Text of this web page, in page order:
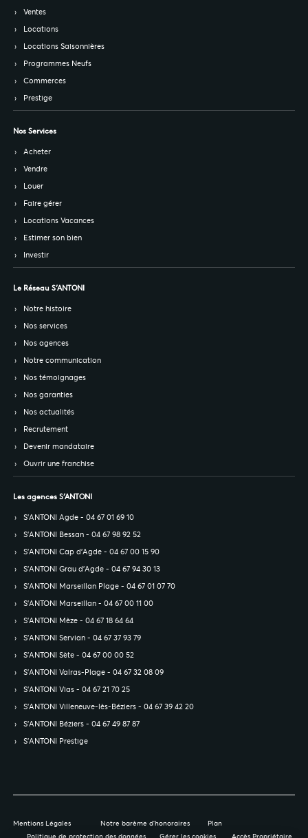
Ventes
Locations
Locations Saisonnières
Programmes Neufs
Commerces
Prestige
Nos Services
Acheter
Vendre
Louer
Faire gérer
Locations Vacances
Estimer son bien
Investir
Le Réseau S’ANTONI
Notre histoire
Nos services
Nos agences
Notre communication
Nos témoignages
Nos garanties
Nos actualités
Recrutement
Devenir mandataire
Ouvrir une franchise
Les agences S’ANTONI
S’ANTONI Agde - 04 67 01 69 10
S’ANTONI Bessan - 04 67 98 92 52
S’ANTONI Cap d'Agde - 04 67 00 15 90
S’ANTONI Grau d'Agde - 04 67 94 30 13
S’ANTONI Marseillan Plage - 04 67 01 07 70
S’ANTONI Marseillan - 04 67 00 11 00
S’ANTONI Mèze - 04 67 18 64 64
S’ANTONI Servian - 04 67 37 93 79
S’ANTONI Sète - 04 67 00 00 52
S’ANTONI Valras-Plage - 04 67 32 08 09
S’ANTONI Vias - 04 67 21 70 25
S’ANTONI Villeneuve-lès-Béziers - 04 67 39 42 20
S’ANTONI Béziers - 04 67 49 87 87
S’ANTONI Prestige
Mentions Légales Notre barème d'honoraires
Plan
Politique de protection des données
Gérer les cookies Accès Propriétaire